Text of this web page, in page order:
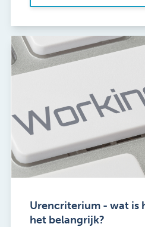
Urencriterium - wat is
het belangrijk?